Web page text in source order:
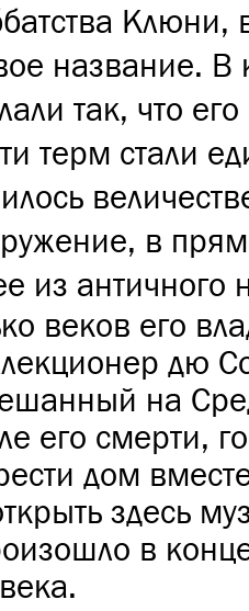
Клюни,
название. В
так, что
терм стали
в
из античного
веков его
дю
на
его смерти,
дом
здесь
в